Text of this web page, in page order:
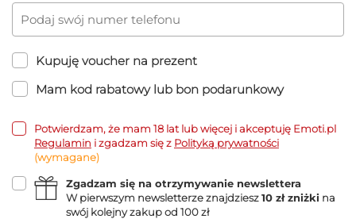
Kupuję voucher na prezent
Mam kod rabatowy lub bon podarunkowy
Potwierdzam, że mam 18 lat lub więcej i akceptuję Emoti.pl
Regulamin i zgadzam się z Polityką prywatności
(wymagane)
Zgadzam się na otrzymywanie newslettera
W pierwszym newsletterze znajdziesz10 zł zniżki na
swój kolejny zakup od 100 zł